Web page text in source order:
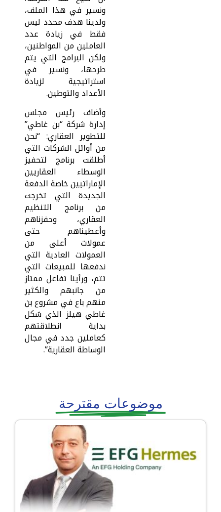
ونسير في هذا الملف،
ولدينا هدف محدد ليس
فقط في زيادة عدد
العاملين من المواطنين،
ولكن البرامج التي يتم
طرحها، ونسير في
استراتيجية لزيادة
الأعداد والتوطين.
وأضاف رئيس مجلس
إدارة شركة “بن غاطي”
للتطوير العقاري: “نحن
من أوائل الشركات التي
أطلقت برنامج لتحفيز
الوسطاء العقاريين
الإماراتيين خاصة الدفعة
الجديدة التي تخرجت
من برنامج التنظيم
العقاري، وحفزناهم
وأعطيناهم حتى
عمولات أعلى من
العمولات العادية التي
ندفعها للمبيعات التي
تتم، ورأينا تفاعل ممتاز
من جانبهم والكثير
منهم باع في مشروع بن
غاطي هيلز الذي شكل
بداية انطلاقتهم
كعاملين جدد في مجال
الوساطة العقارية”.
موضوعات مقترحة